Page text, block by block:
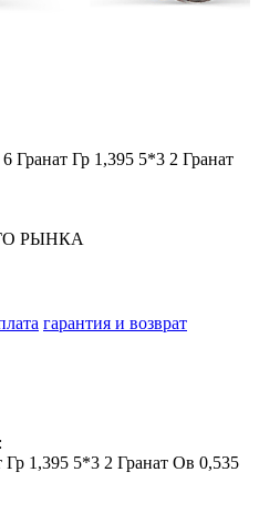
Гранат Гр 1,395 5*3 2 Гранат
РЫНКА
гарантия и возврат
Гр 1,395 5*3 2 Гранат Ов 0,535